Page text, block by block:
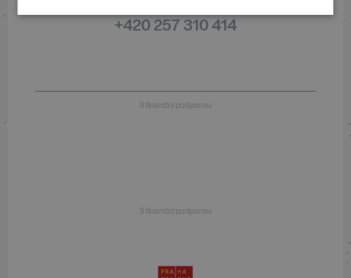
+420 257 310 414
S finanční podporou
S finanční podporou